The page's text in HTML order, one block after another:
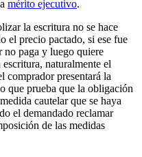
mérito ejecutivo.
la escritura no se hace
el precio pactado, si ese fue
no paga y luego quiere
naturalmente el
comprador presentará la
que prueba que la obligación
cautelar que se haya
el demandado reclamar
de las medidas